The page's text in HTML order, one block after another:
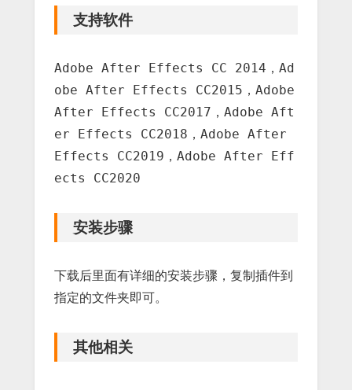
支持软件
Adobe After Effects CC 2014，Ad
obe After Effects CC2015，Adobe
After Effects CC2017，Adobe Aft
er Effects CC2018，Adobe After
Effects CC2019，Adobe After Eff
ects CC2020
安装步骤
下载后里面有详细的安装步骤，复制插件到
指定的文件夹即可。
其他相关